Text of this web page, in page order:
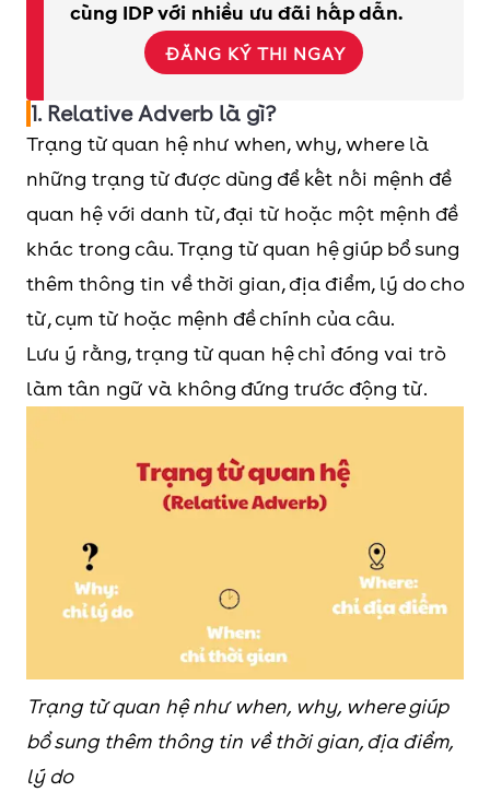
Danh từ/đại từ + động từ + trạng từ quan hệ +
mệnh đề quan hệ
thức:
Danh từ/đại từ + động từ + giới từ + which +
mệnh đề quan hệ
Phân biệt trạng từ quan hệ và đại từ
quan hệ:
Trạng từ quan hệ bổ sung thông tin cho động
từ, chỉ thời gian, nơi chốn, lý do.
Đại từ quan hệ bổ sung ý nghĩa cho danh từ
cùng IDP với nhiều ưu đãi hấp dẫn.
ĐĂNG KÝ THI NGAY
1. Relative Adverb là gì?
Trạng từ quan hệ như when, why, where là
những trạng từ được dùng để kết nối mệnh đề
quan hệ với danh từ, đại từ hoặc một mệnh đề
khác trong câu. Trạng từ quan hệ giúp bổ sung
thêm thông tin về thời gian, địa điểm, lý do cho
từ, cụm từ hoặc mệnh đề chính của câu.
Lưu ý rằng, trạng từ quan hệ chỉ đóng vai trò
làm tân ngữ và không đứng trước động từ.
Trạng từ quan hệ như when, why, where giúp
bổ sung thêm thông tin về thời gian, địa điểm,
lý do